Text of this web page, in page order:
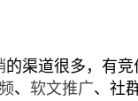
的渠道很多，有竞
、 软文推广、社